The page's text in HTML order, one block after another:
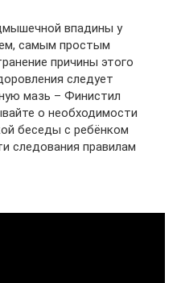
впадины у
самым простым
причины этого
следует
мазь – Финистил
о необходимости
беседы с ребёнком
следования правилам